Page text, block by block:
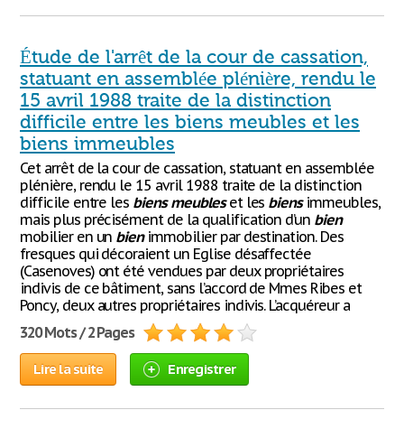
Étude de l'arrêt de la cour de cassation,
statuant en assemblée plénière, rendu le
15 avril 1988 traite de la distinction
difficile entre les biens meubles et les
biens immeubles
Cet arrêt de la cour de cassation, statuant en assemblée
plénière, rendu le 15 avril 1988 traite de la distinction
difficile entre les biens meubleset les biensimmeubles,
mais plus précisément de la qualification d’un bien
mobilier en un bienimmobilier par destination. Des
fresques qui décoraient un Eglise désaffectée
(Casenoves) ont été vendues par deux propriétaires
indivis de ce bâtiment, sans l’accord de Mmes Ribes et
Poncy, deux autres propriétaires indivis. L’acquéreur a
320 Mots / 2 Pages
Lire la suite Enregistrer